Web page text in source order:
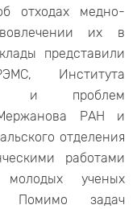
отходах медно-
их в
представили
Института
и проблем
РАН и
отделения
работами
молодых ученых
Помимо задач